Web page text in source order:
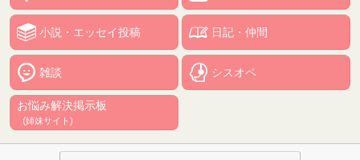
小説・エッセイ投稿 日記・仲間
雑談 シスオペ
お悩み解決掲示板
(姉妹サイト)